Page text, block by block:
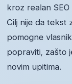
kroz realan
Cilj nije da tekst
pomogne
popraviti, zašto
novim upitima.